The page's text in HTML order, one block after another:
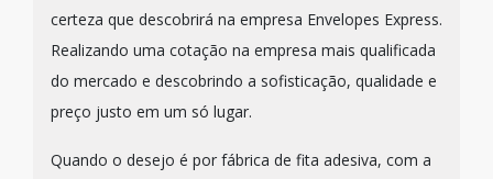
certeza que descobrirá na empresa Envelopes Express.
Realizando uma cotação na empresa mais qualificada
do mercado e descobrindo a sofisticação, qualidade e
preço justo em um só lugar.
Quando o desejo é por fábrica de fita adesiva, com a